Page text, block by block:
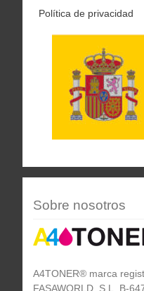
Política de privacidad
Sobre nosotros
A4TONER® marca
FASAWORLD, S.L. B-